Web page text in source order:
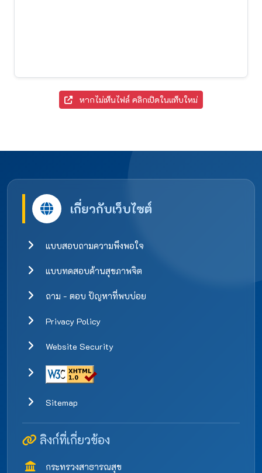
หากไม่เห็นไฟล์ คลิกเปิดในแท็บใหม่
เกี่ยวกับเว็บไซต์
แบบสอบถามความพึงพอใจ
แบบทดสอบด้านสุขภาพจิต
ถาม - ตอบ ปัญหาที่พบบ่อย
Privacy Policy
Website Security
Sitemap
ลิงก์ที่เกี่ยวข้อง
กระทรวงสาธารณสุข